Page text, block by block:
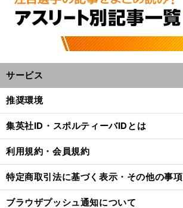
サービス
推奨環境
集英社ID・スポルティーバIDとは
利用規約・会員規約
特定商取引法に基づく表示・その他の事項
ブラウザプッシュ通知について